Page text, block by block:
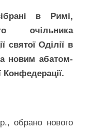
в Римі,
очільника
святої Оділії в
новим абатом-
обрано нового